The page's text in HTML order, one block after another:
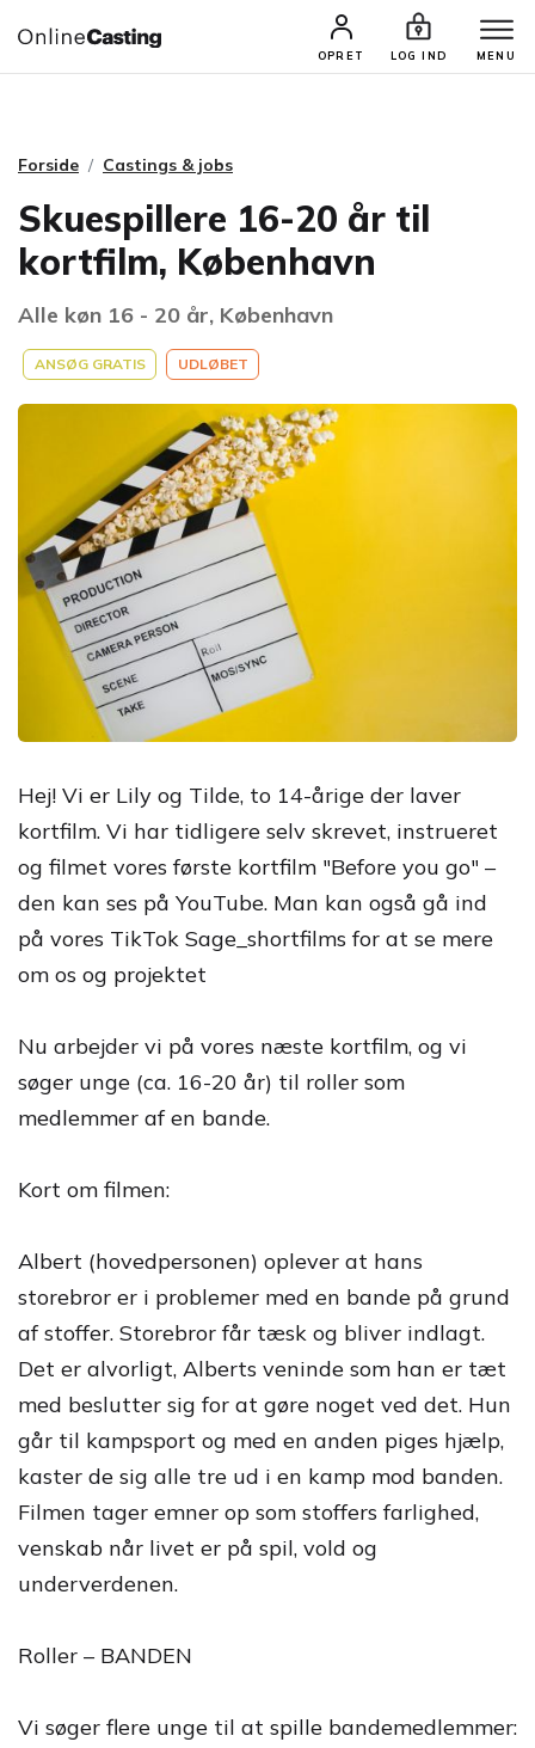
OPRET LOG IND MENU
CASTINGS & JOBS SØG PROFIL
Forside Castings & jobs
Skuespillere 16-20 år til
kortfilm, København
Alle køn 16 - 20 år, København
ANSØG GRATIS UDLØBET
Hej! Vi er Lily og Tilde, to 14-årige der laver
kortfilm. Vi har tidligere selv skrevet, instrueret
og filmet vores første kortfilm "Before you go" –
den kan ses på YouTube. Man kan også gå ind
på vores TikTok Sage_shortfilms for at se mere
om os og projektet
Nu arbejder vi på vores næste kortfilm, og vi
søger unge (ca. 16-20 år) til roller som
medlemmer af en bande.
Kort om filmen:
Albert (hovedpersonen) oplever at hans
storebror er i problemer med en bande på grund
af stoffer. Storebror får tæsk og bliver indlagt.
Det er alvorligt, Alberts veninde som han er tæt
med beslutter sig for at gøre noget ved det. Hun
går til kampsport og med en anden piges hjælp,
kaster de sig alle tre ud i en kamp mod banden.
Filmen tager emner op som stoffers farlighed,
venskab når livet er på spil, vold og
underverdenen.
Roller – BANDEN
Vi søger flere unge til at spille bandemedlemmer: